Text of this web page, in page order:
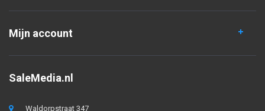
Mijn account
SaleMedia.nl
Waldorpstraat 347